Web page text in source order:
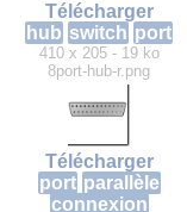
Télécharger
hub switch port
410 x 205 - 19 ko
8port-hub-r.png
Télécharger
port parallèle
connexion